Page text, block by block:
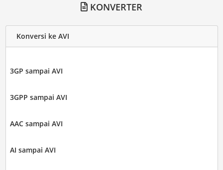
KONVERTER
Konversi ke AVI
3GP sampai AVI
3GPP sampai AVI
AAC sampai AVI
AI sampai AVI